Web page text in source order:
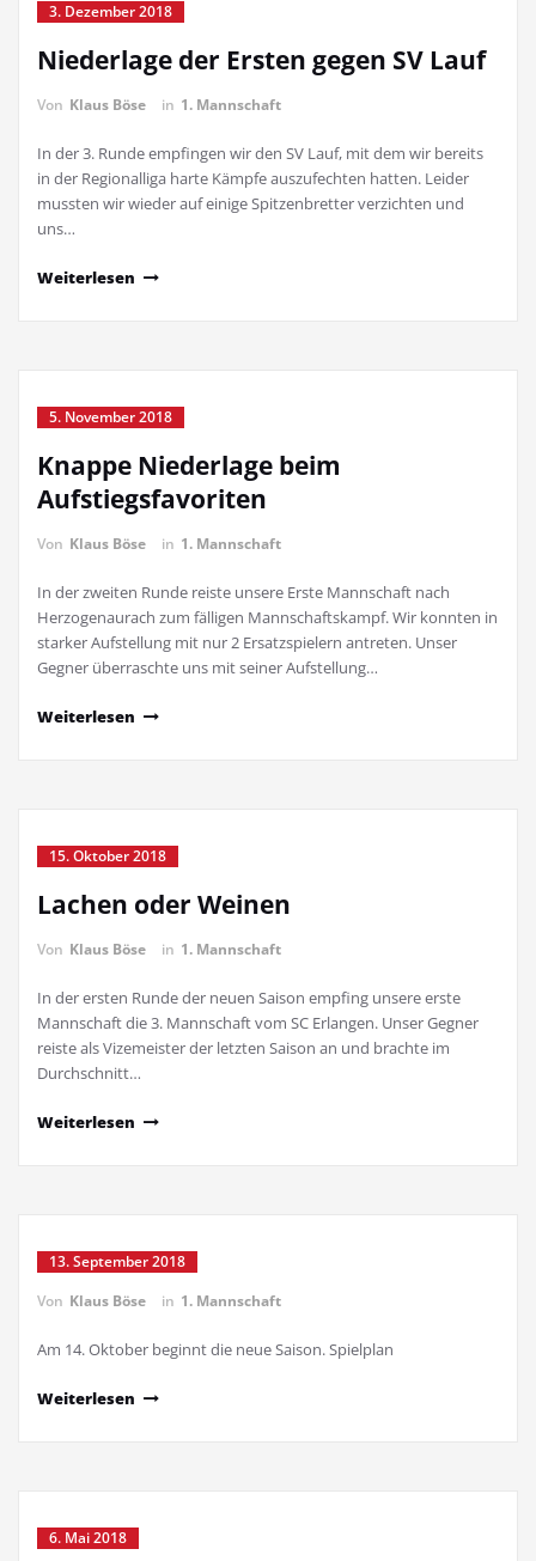
3. Dezember 2018
Niederlage der Ersten gegen SV Lauf
Von Klaus Böse in 1. Mannschaft
In der 3. Runde empfingen wir den SV Lauf, mit dem wir bereits
in der Regionalliga harte Kämpfe auszufechten hatten. Leider
mussten wir wieder auf einige Spitzenbretter verzichten und
uns…
Weiterlesen
5. November 2018
Knappe Niederlage beim
Aufstiegsfavoriten
Von Klaus Böse in 1. Mannschaft
In der zweiten Runde reiste unsere Erste Mannschaft nach
Herzogenaurach zum fälligen Mannschaftskampf. Wir konnten in
starker Aufstellung mit nur 2 Ersatzspielern antreten. Unser
Gegner überraschte uns mit seiner Aufstellung…
Weiterlesen
15. Oktober 2018
Lachen oder Weinen
Von Klaus Böse in 1. Mannschaft
In der ersten Runde der neuen Saison empfing unsere erste
Mannschaft die 3. Mannschaft vom SC Erlangen. Unser Gegner
reiste als Vizemeister der letzten Saison an und brachte im
Durchschnitt…
Weiterlesen
13. September 2018
Von Klaus Böse in 1. Mannschaft
Am 14. Oktober beginnt die neue Saison. Spielplan
Weiterlesen
6. Mai 2018